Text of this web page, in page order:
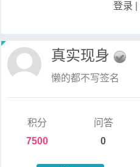
登录
真实现身
懒的都不写签名
积分
7500
问答
0